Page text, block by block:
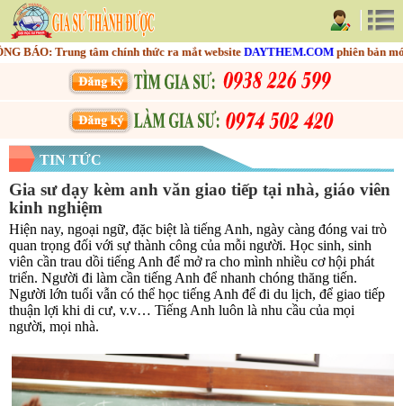
BÁO: Trung tâm chính thức ra mắt websiteDAYTHEM.COMphiên bản mới
TIN TỨC
Gia sư dạy kèm anh văn giao tiếp tại nhà, giáo viên
kinh nghiệm
Hiện nay, ngoại ngữ, đặc biệt là tiếng Anh, ngày càng đóng vai trò
quan trọng đối với sự thành công của mỗi người. Học sinh, sinh
viên cần trau dồi tiếng Anh để mở ra cho mình nhiều cơ hội phát
triển. Người đi làm cần tiếng Anh để nhanh chóng thăng tiến.
Người lớn tuổi vẫn có thể học tiếng Anh để đi du lịch, để giao tiếp
thuận lợi khi di cư, v.v… Tiếng Anh luôn là nhu cầu của mọi
người, mọi nhà.